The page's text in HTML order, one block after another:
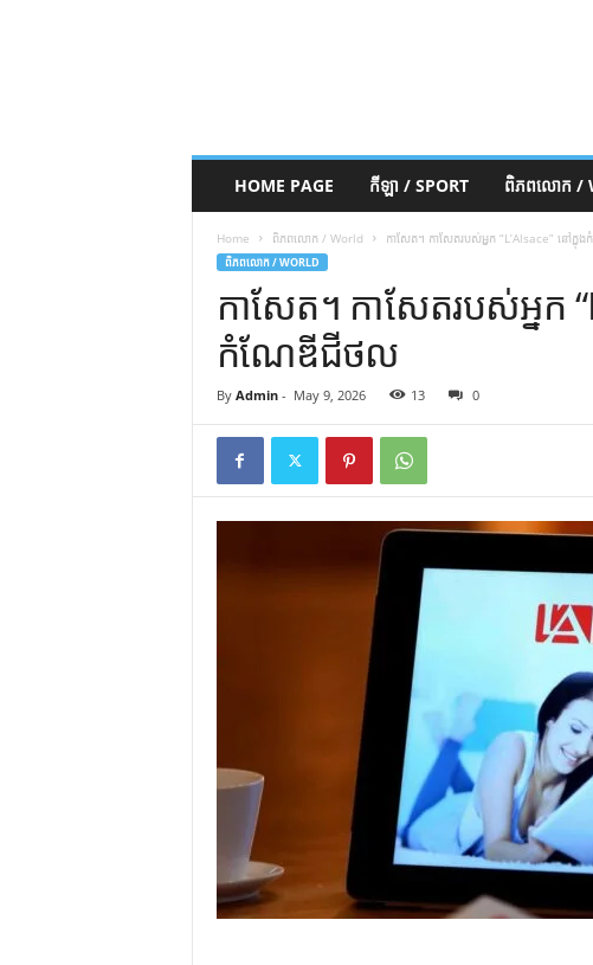
HOME PAGE កីឡា / SPORT ពិភពលោក /
Home ពិភពលោក / World កាសែត។ កាសែតរបស់អ្នក “L’Alsace” នៅក្
ពិភពលោក / WORLD
កាសែត។ កាសែតរបស់អ្នក
កំណែឌីជីថល
By Admin- May 9, 2026 13 0